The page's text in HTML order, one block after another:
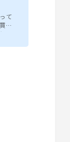
て
お
い
ス
で